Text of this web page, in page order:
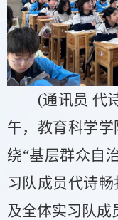
(通讯员 代
午，教育科学
绕“基层群众自
习队成员代诗
及全体实习队成